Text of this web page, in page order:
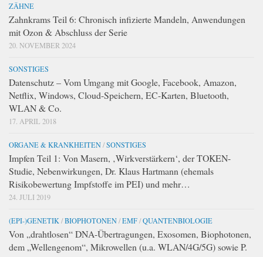
ZÄHNE
Zahnkrams Teil 6: Chronisch infizierte Mandeln, Anwendungen
mit Ozon & Abschluss der Serie
20. NOVEMBER 2024
SONSTIGES
Datenschutz – Vom Umgang mit Google, Facebook, Amazon,
Netflix, Windows, Cloud-Speichern, EC-Karten, Bluetooth,
WLAN & Co.
17. APRIL 2018
ORGANE & KRANKHEITEN/SONSTIGES
Impfen Teil 1: Von Masern, ‚Wirkverstärkern‘, der TOKEN-
Studie, Nebenwirkungen, Dr. Klaus Hartmann (ehemals
Risikobewertung Impfstoffe im PEI) und mehr…
24. JULI 2019
(EPI-)GENETIK /BIOPHOTONEN/EMF/QUANTENBIOLOGIE
Von „drahtlosen“ DNA-Übertragungen, Exosomen, Biophotonen,
dem „Wellengenom“, Mikrowellen (u.a. WLAN/4G/5G) sowie P.